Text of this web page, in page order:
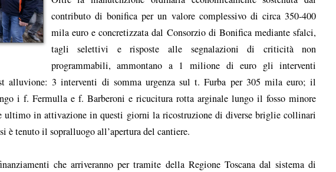
contributo di bonifica per un valore complessivo di circa 350-400
mila euro e concretizzata dal Consorzio di Bonifica mediante sfalci,
tagli selettivi e risposte alle segnalazioni di criticità non
programmabili, ammontano a 1 milione di euro gli interventi
alluvione: 3 interventi di somma urgenza sul t. Furba per 305 mila euro; il
i f. Fermulla e f. Barberoni e ricucitura rotta arginale lungo il fosso minore
ultimo in attivazione in questi giorni la ricostruzione di diverse briglie collinari
è tenuto il sopralluogo all’apertura del cantiere.
che arriveranno per tramite della Regione Toscana dal sistema di